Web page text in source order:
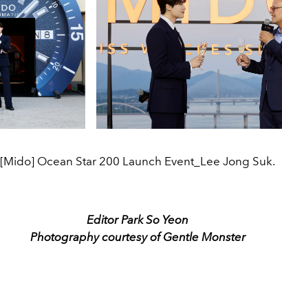
[Mido] Ocean Star 200 Launch Event_Lee Jong Suk.
Editor Park So Yeon
Photography courtesy of Gentle Monster